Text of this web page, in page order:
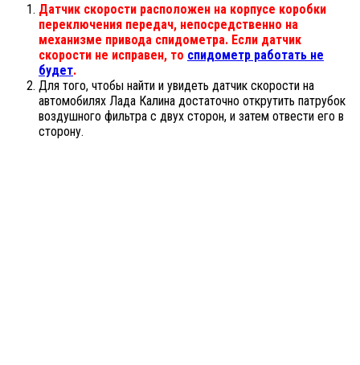
Датчик скорости расположен на корпусе коробки
переключения передач, непосредственно на
механизме привода спидометра. Если датчик
скорости не исправен, то спидометр работать не
будет.
Для того, чтобы найти и увидеть датчик скорости на
автомобилях Лада Калина достаточно открутить патрубок
воздушного фильтра с двух сторон, и затем отвести его в
сторону.